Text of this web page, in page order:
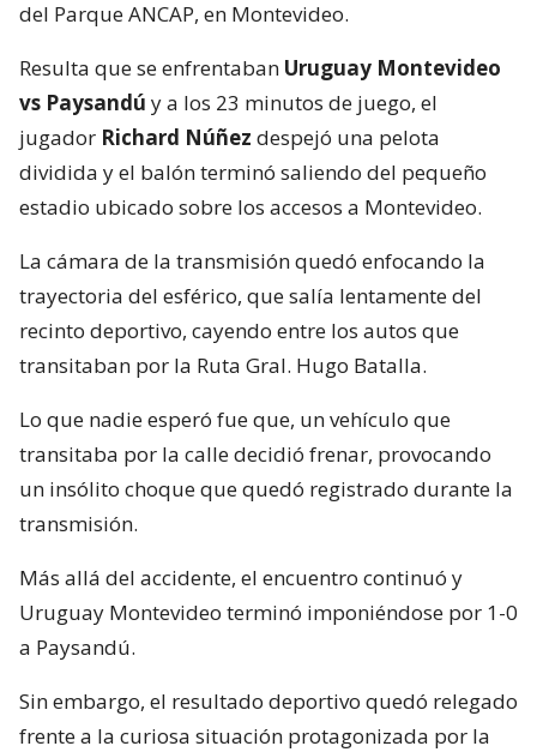
del Parque ANCAP, en Montevideo.
Resulta que se enfrentaban Uruguay Montevideo
vs Paysandú y a los 23 minutos de juego, el
jugador Richard Núñez despejó una pelota
dividida y el balón terminó saliendo del pequeño
estadio ubicado sobre los accesos a Montevideo.
La cámara de la transmisión quedó enfocando la
trayectoria del esférico, que salía lentamente del
recinto deportivo, cayendo entre los autos que
transitaban por la Ruta Gral. Hugo Batalla.
Lo que nadie esperó fue que, un vehículo que
transitaba por la calle decidió frenar, provocando
un insólito choque que quedó registrado durante la
transmisión.
Más allá del accidente, el encuentro continuó y
Uruguay Montevideo terminó imponiéndose por 1-0
a Paysandú.
Sin embargo, el resultado deportivo quedó relegado
frente a la curiosa situación protagonizada por la